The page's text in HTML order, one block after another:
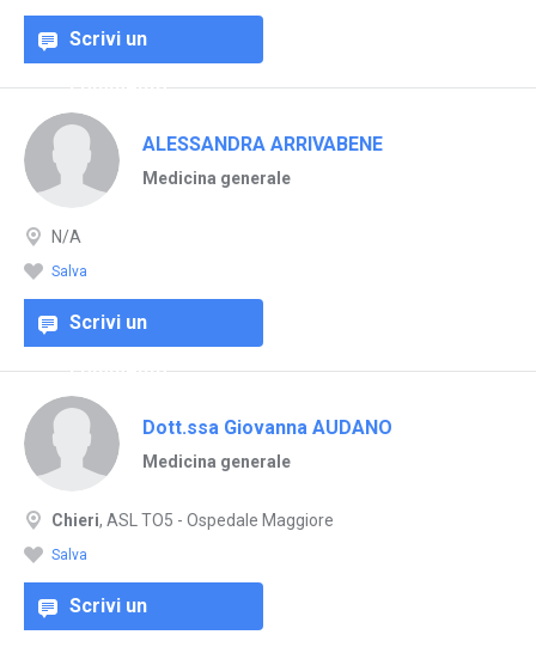
Scrivi un
commento
ALESSANDRA ARRIVABENE
Medicina generale
N/A
Salva
Scrivi un
commento
Dott.ssa Giovanna AUDANO
Medicina generale
Chieri, ASL TO5 - Ospedale Maggiore
Salva
Scrivi un